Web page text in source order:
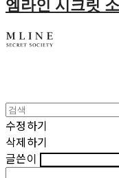
엠라인 시크릿
수정하기
삭제하기
글쓴이